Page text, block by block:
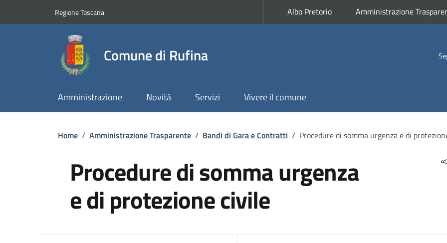
Regione ToscanaSlim top Albo Pretorio Amministrazione
Comune di Rufina
Amministrazione Novità Servizi Vivere il comune
Briciole di pane
Home / Amministrazione Trasparente / Bandi di Gara e Contratti / Procedure di somma urgenza e di
Procedure di somma urgenza
e di protezione civile